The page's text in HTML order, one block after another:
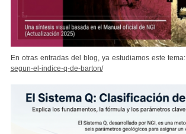
En otras entradas del blog, ya estudiamos este tema:
segun-el-indice-q-de-barton/